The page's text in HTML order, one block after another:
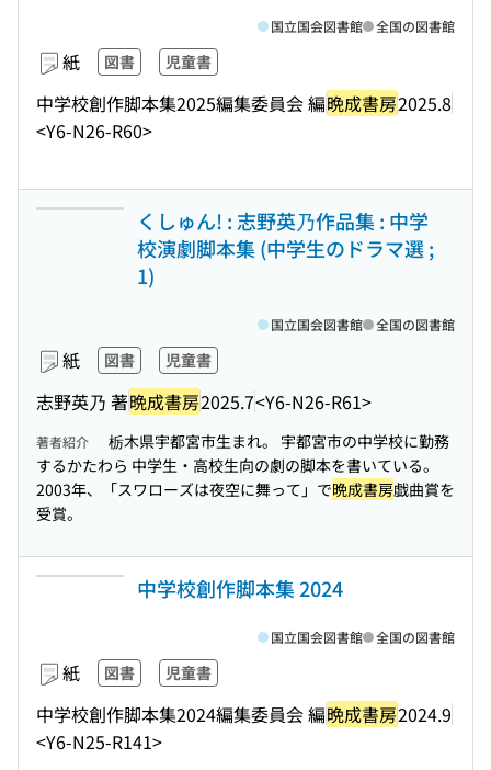
紙 図書 児童書
中学校創作脚本集2025編集委員会 編晩成書房2025.8
<Y6-N26-R60>
国立国会図書館 全国の図書館
くしゅん! : 志野英乃作品集 : 中学
校演劇脚本集 (中学生のドラマ選 ;
1)
紙 図書 児童書
志野英乃 著晩成書房2025.7<Y6-N26-R61>
国立国会図書館 全国の図書館
著者紹介
栃木県宇都宮市生まれ。 宇都宮市の中学校に勤務
するかたわら 中学生・高校生向の劇の脚本を書いている。
2003年、「スワローズは夜空に舞って」で晩成書房戯曲賞を
受賞。
中学校創作脚本集 2024
紙 図書 児童書
中学校創作脚本集2024編集委員会 編晩成書房2024.9
<Y6-N25-R141>
国立国会図書館 全国の図書館